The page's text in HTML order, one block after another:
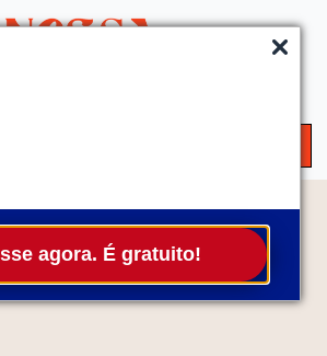
agora. É gratuito!